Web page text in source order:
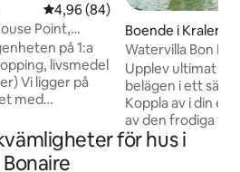
4,96 av 5 i genomsnittligt
4,96 (84)
Point,
på 1:a
livsmedel
Vi ligger på
med
stor
en vacker
Boende i
Watervilla Bon
dykare!
Upplev ultimat
belägen i ett
Koppla av i din
av den frodiga
terrasser, dyk-
för hus i
Bonaire